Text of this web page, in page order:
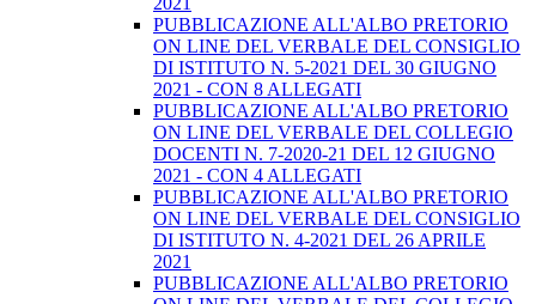
PUBBLICAZIONE ALL'ALBO PRETORIO
ON LINE DEL VERBALE DEL CONSIGLIO
DI ISTITUTO N. 5-2021 DEL 30 GIUGNO
2021 - CON 8 ALLEGATI
PUBBLICAZIONE ALL'ALBO PRETORIO
ON LINE DEL VERBALE DEL COLLEGIO
DOCENTI N. 7-2020-21 DEL 12 GIUGNO
2021 - CON 4 ALLEGATI
PUBBLICAZIONE ALL'ALBO PRETORIO
ON LINE DEL VERBALE DEL CONSIGLIO
DI ISTITUTO N. 4-2021 DEL 26 APRILE
2021
PUBBLICAZIONE ALL'ALBO PRETORIO